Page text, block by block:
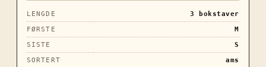
LENGDE 3
bokstaver
FØRSTE
M
SISTE
S
SORTERT
ams